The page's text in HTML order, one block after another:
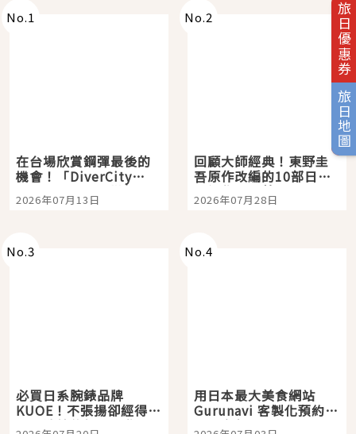
旅日優惠券
旅日地圖
No.1
在台場欣賞鋼彈最後的
機會！「DiverCity
Tokyo Plaza」搭船、
購物、美食及夜景，一
2026年07月13日
No.2
回顧大師經典！東野圭
吾原作改編的10部日本
影視作品推薦
2026年07月28日
No.3
必買日系腕錶品牌
KUOE！不張揚卻經得起
時間洗鍊的經典之作五
No.4
用日本最大美食網站
Gurunavi 客製化預約九
大都市餐廳，打造專屬